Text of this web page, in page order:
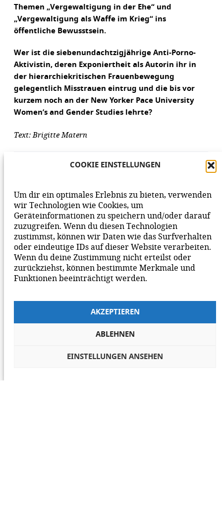
COOKIE EINSTELLUNGEN
Um dir ein optimales Erlebnis zu bieten, verwenden
wir Technologien wie Cookies, um
Geräteinformationen zu speichern und/oder darauf
zuzugreifen. Wenn du diesen Technologien
zustimmst, können wir Daten wie das Surfverhalten
oder eindeutige IDs auf dieser Website verarbeiten.
Wenn du deine Zustimmung nicht erteilst oder
zurückziehst, können bestimmte Merkmale und
Funktionen beeinträchtigt werden.
AKZEPTIEREN
ABLEHNEN
EINSTELLUNGEN ANSEHEN
Themen „Vergewaltigung in der Ehe“ und
„Vergewaltigung als Waffe im Krieg“ ins
öffentliche Bewusstsein.
Wer ist die siebenundachtzigjährige Anti-Porno-
Aktivistin, deren Exponiertheit als Autorin ihr in
der hierarchiekritischen Frauenbewegung
gelegentlich Misstrauen eintrug und die bis vor
kurzem noch an der New Yorker Pace University
Women’s and Gender Studies lehrte?
Text: Brigitte Matern
AUFLÖSUNG DES RÄTSELS
VORHERIGER BEITRAGNÄCHSTER BEITRAG